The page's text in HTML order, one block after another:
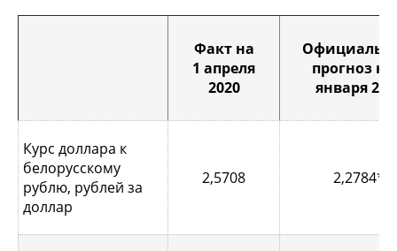
Факт на
1 апреля
2020
прогноз на
января
Курс доллара к
белорусскому
рублю, рублей за
доллар
2,5708 2,2784*